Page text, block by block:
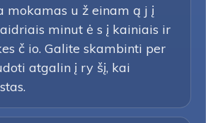
mokamas u ž einam ą j į
minut ė s į kainiais ir
č io. Galite skambinti per
atgalin į ry šį, kai